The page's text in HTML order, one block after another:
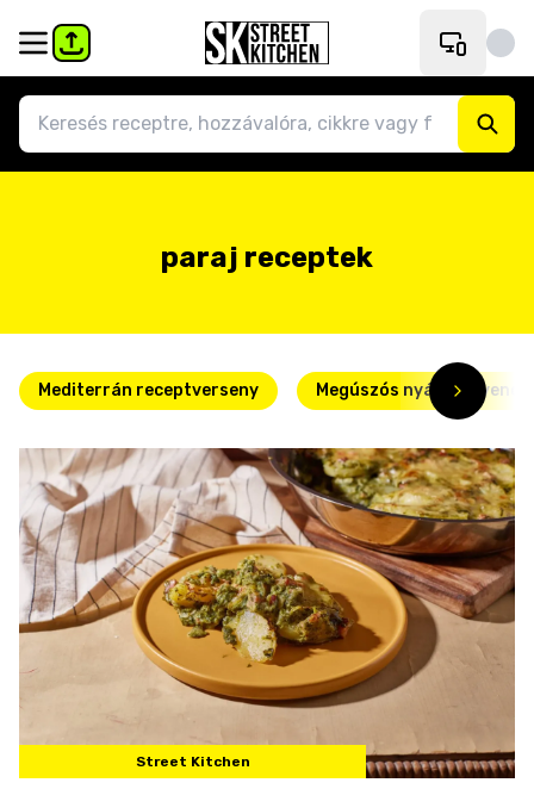
paraj receptek
Mediterrán receptverseny Megúszós nyári
Street Kitchen